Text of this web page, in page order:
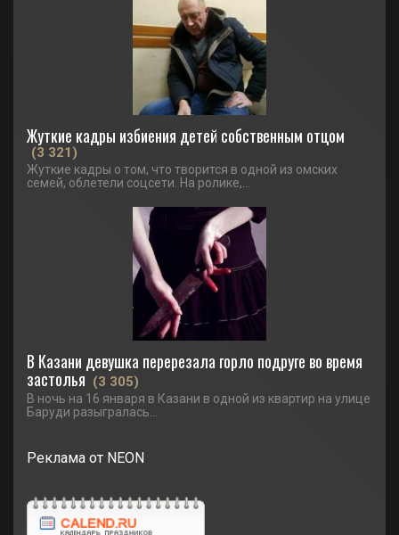
Жуткие кадры избиения детей собственным отцом
(3 321)
Жуткие кадры о том, что творится в одной из омских
семей, облетели соцсети. На ролике,...
В Казани девушка перерезала горло подруге во время
застолья (3 305)
В ночь на 16 января в Казани в одной из квартир на улице
Баруди разыгралась...
Реклама от NEON